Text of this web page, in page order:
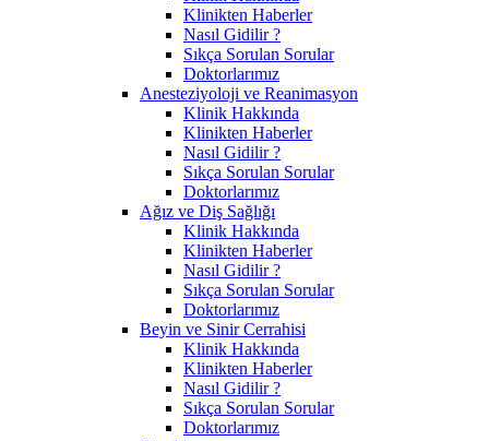
Klinikten Haberler
Nasıl Gidilir ?
Sıkça Sorulan Sorular
Doktorlarımız
Anesteziyoloji ve Reanimasyon
Klinik Hakkında
Klinikten Haberler
Nasıl Gidilir ?
Sıkça Sorulan Sorular
Doktorlarımız
Ağız ve Diş Sağlığı
Klinik Hakkında
Klinikten Haberler
Nasıl Gidilir ?
Sıkça Sorulan Sorular
Doktorlarımız
Beyin ve Sinir Cerrahisi
Klinik Hakkında
Klinikten Haberler
Nasıl Gidilir ?
Sıkça Sorulan Sorular
Doktorlarımız